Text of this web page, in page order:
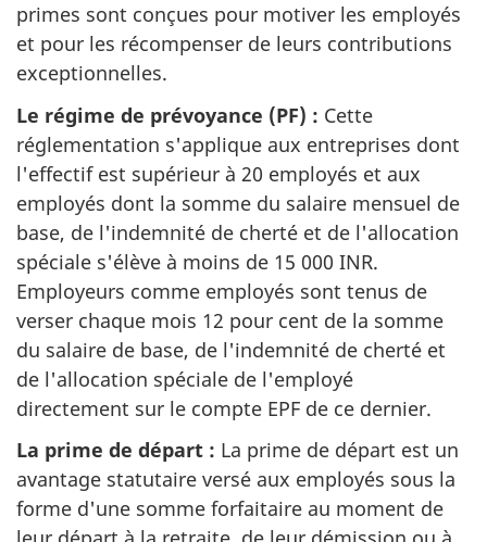
primes sont conçues pour motiver les employés
et pour les récompenser de leurs contributions
exceptionnelles.
Le régime de prévoyance (PF) : Cette
réglementation s'applique aux entreprises dont
l'effectif est supérieur à 20 employés et aux
employés dont la somme du salaire mensuel de
base, de l'indemnité de cherté et de l'allocation
spéciale s'élève à moins de 15 000 INR.
Employeurs comme employés sont tenus de
verser chaque mois 12 pour cent de la somme
du salaire de base, de l'indemnité de cherté et
de l'allocation spéciale de l'employé
directement sur le compte EPF de ce dernier.
La prime de départ : La prime de départ est un
avantage statutaire versé aux employés sous la
forme d'une somme forfaitaire au moment de